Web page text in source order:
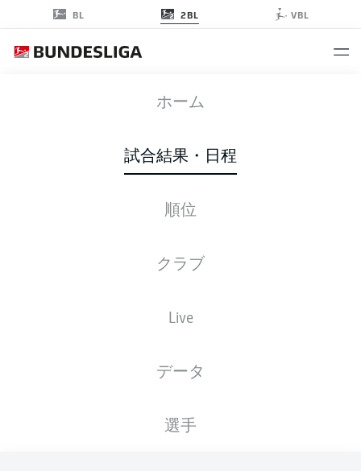
BL 2BL VBL
ホーム
試合結果・日程
順位
クラブ
Live
データ
選手
ELV H96
3 1
スターティングメンバー